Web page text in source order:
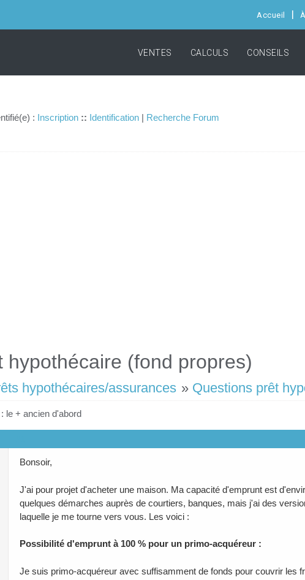
Accueil
VENTES CALCULS CONSEILS
: Inscription :: Identification | Recherche Forum
hypothécaire (fond propres)
hypothécaires/assurances » Questions prêt
: le + ancien d'abord
Bonsoir,
J'ai pour projet d'acheter une maison. Ma capacité d'emprunt est
quelques démarches auprès de courtiers, banques, mais j'ai des
laquelle je me tourne vers vous. Les voici :
Possibilité d'emprunt à 100 % pour un primo-acquéreur :
Je suis primo-acquéreur avec suffisamment de fonds pour couvrir les